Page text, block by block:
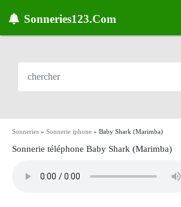
Sonneries123.Com
Sonneries » Sonnerie iphone » Baby Shark (Marimba)
Sonnerie téléphone Baby Shark (Marimba)